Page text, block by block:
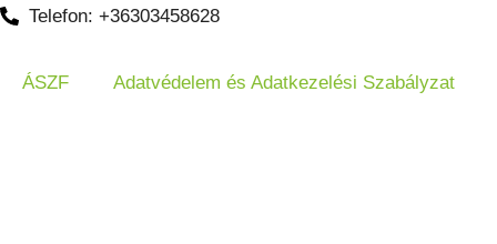
Telefon: +36303458628
ÁSZF Adatvédelem és Adatkezelési Szabályzat